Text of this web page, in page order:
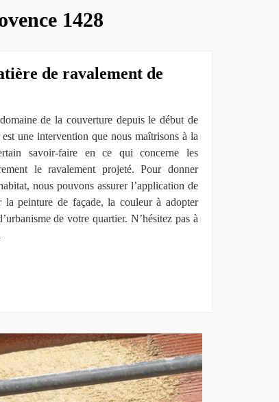
1428
de ravalement de
de la couverture depuis le début de
une intervention que nous maîtrisons à la
savoir-faire en ce qui concerne les
le ravalement projeté. Pour donner
nous pouvons assurer l’application de
peinture de façade, la couleur à adopter
de votre quartier. N’hésitez pas à